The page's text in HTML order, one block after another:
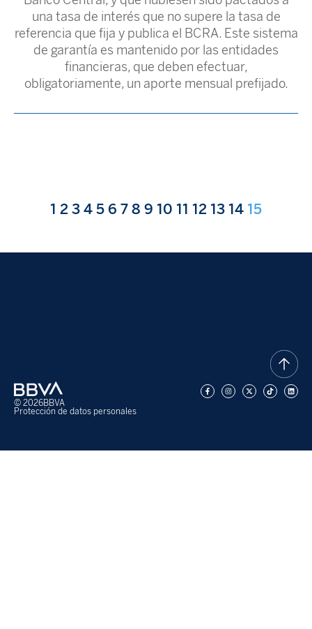
una tasa de interés que no supere la tasa de
referencia que fija y publica el BCRA. Este sistema
de garantía es mantenido por las entidades
financieras, que deben efectuar,
obligatoriamente, un aporte mensual prefijado.
1 2 3 4 5 6 7 8 9 10 11 12 13 14 15
© 2026BBVA
Protección de datos personales